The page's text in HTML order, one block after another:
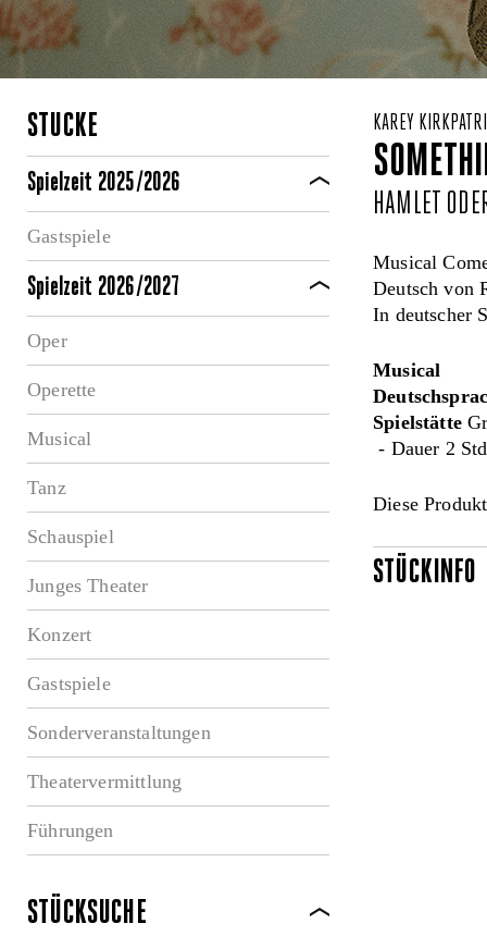
STÜCKE
Spielzeit 2025/2026
Gastspiele
Spielzeit 2026/2027
Oper
Operette
Musical
Tanz
Schauspiel
Junges Theater
Konzert
Gastspiele
Sonderveranstaltungen
Theatervermittlung
Führungen
STÜCKSUCHE
KAREY
HAMLET
Musical
Deutsch von
In deutscher
Musical
Spielstätte
- Dauer 2
Diese
STÜCKINFO